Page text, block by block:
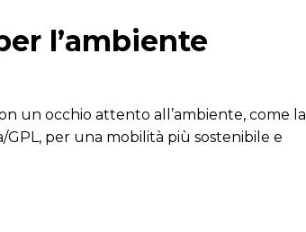
l’ambiente
un occhio attento all’ambiente, come la
per una mobilità più sostenibile e